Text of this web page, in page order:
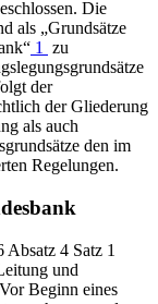
Die
als „Grundsätze
1
zu
legungsgrundsätze
der
der Gliederung
als auch
den im
Regelungen.
4 Satz 1
und
Beginn eines